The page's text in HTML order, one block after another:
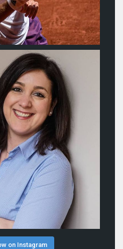
on Instagram